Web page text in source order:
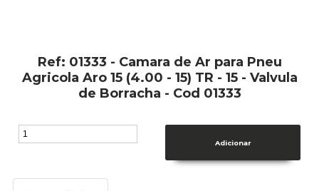
Ref: 01333 - Camara de Ar para Pneu
Agricola Aro 15 (4.00 - 15) TR - 15 - Valvula
de Borracha - Cod 01333